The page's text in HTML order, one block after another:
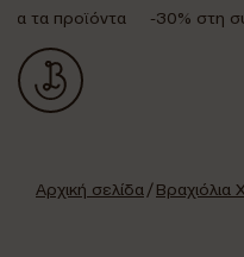
τα προϊόντα -30% στη
Αρχική σελίδα/Βραχιόλια